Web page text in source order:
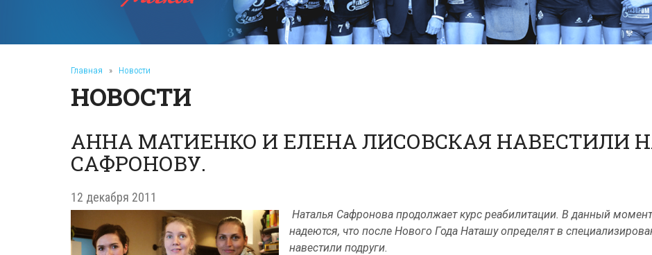
Главная » Новости
НОВОСТИ
АННА МАТИЕНКО И ЕЛЕНА ЛИСОВСКАЯ НАВЕСТИЛИ
САФРОНОВУ.
12 декабря 2011
Наталья Сафронова продолжает курс реабилитации. В данный
надеются, что после Нового Года Наташу определят в
навестили подруги.